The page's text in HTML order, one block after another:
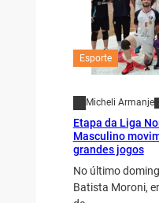
Esporte
Micheli Armanje
Etapa da Liga
Masculino
grandes jogos
No último
Batista Moroni,